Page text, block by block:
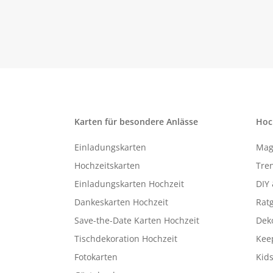
Karten für besondere Anlässe
Einladungskarten
Hochzeitskarten
Einladungskarten Hochzeit
Dankeskarten Hochzeit
Save-the-Date Karten Hochzeit
Tischdekoration Hochzeit
Fotokarten